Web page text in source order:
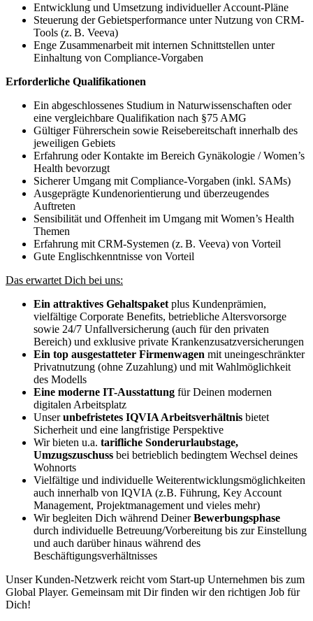
Entwicklung und Umsetzung individueller Account-Pläne
Steuerung der Gebietsperformance unter Nutzung von CRM-
Tools (z. B. Veeva)
Enge Zusammenarbeit mit internen Schnittstellen unter
Einhaltung von Compliance-Vorgaben
Erforderliche Qualifikationen
Ein abgeschlossenes Studium in Naturwissenschaften oder
eine vergleichbare Qualifikation nach §75 AMG
Gültiger Führerschein sowie Reisebereitschaft innerhalb des
jeweiligen Gebiets
Erfahrung oder Kontakte im Bereich Gynäkologie / Women’s
Health bevorzugt
Sicherer Umgang mit Compliance-Vorgaben (inkl. SAMs)
Ausgeprägte Kundenorientierung und überzeugendes
Auftreten
Sensibilität und Offenheit im Umgang mit Women’s Health
Themen
Erfahrung mit CRM-Systemen (z. B. Veeva) von Vorteil
Gute Englischkenntnisse von Vorteil
Das erwartet Dich bei uns:
Ein attraktives Gehaltspaket plus Kundenprämien,
vielfältige Corporate Benefits, betriebliche Altersvorsorge
sowie 24/7 Unfallversicherung (auch für den privaten
Bereich) und exklusive private Krankenzusatzversicherungen
Ein top ausgestatteter Firmenwagen mit uneingeschränkter
Privatnutzung (ohne Zuzahlung) und mit Wahlmöglichkeit
des Modells
Eine moderne IT-Ausstattung für Deinen modernen
digitalen Arbeitsplatz
Unserunbefristetes IQVIA Arbeitsverhältnis bietet
Sicherheit und eine langfristige Perspektive
Wir bieten u.a. tarifliche Sonderurlaubstage,
Umzugszuschuss bei betrieblich bedingtem Wechsel deines
Wohnorts
Vielfältige und individuelle Weiterentwicklungsmöglichkeiten
auch innerhalb von IQVIA (z.B. Führung, Key Account
Management, Projektmanagement und vieles mehr)
Wir begleiten Dich während DeinerBewerbungsphase
durch individuelle Betreuung/Vorbereitung bis zur Einstellung
und auch darüber hinaus während des
Beschäftigungsverhältnisses
Unser Kunden-Netzwerk reicht vom Start-up Unternehmen bis zum
Global Player. Gemeinsam mit Dir finden wir den richtigen Job für
Dich!